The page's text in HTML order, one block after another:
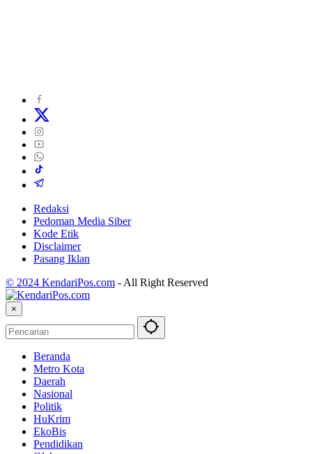
Redaksi
Pedoman Media Siber
Kode Etik
Disclaimer
Pasang Iklan
© 2024 KendariPos.com - All Right Reserved
×
Beranda
Metro Kota
Daerah
Nasional
Politik
HuKrim
EkoBis
Pendidikan